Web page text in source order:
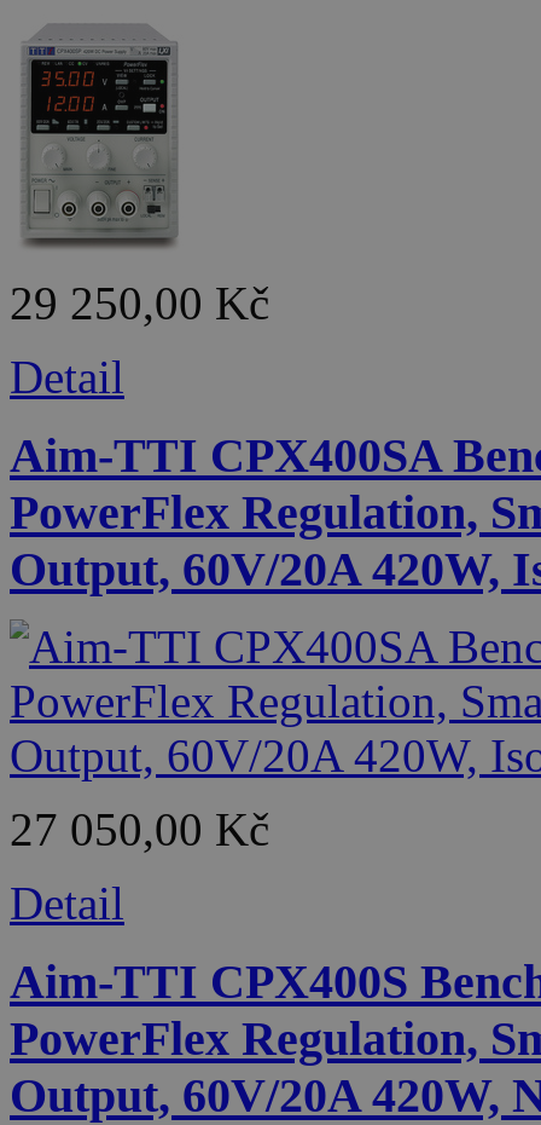
29 250,00 Kč
Detail
Aim-TTI CPX400SA
PowerFlex Regulation,
Output, 60V/20A 420W,
27 050,00 Kč
Detail
Aim-TTI CPX400S
PowerFlex Regulation,
Output, 60V/20A 420W,